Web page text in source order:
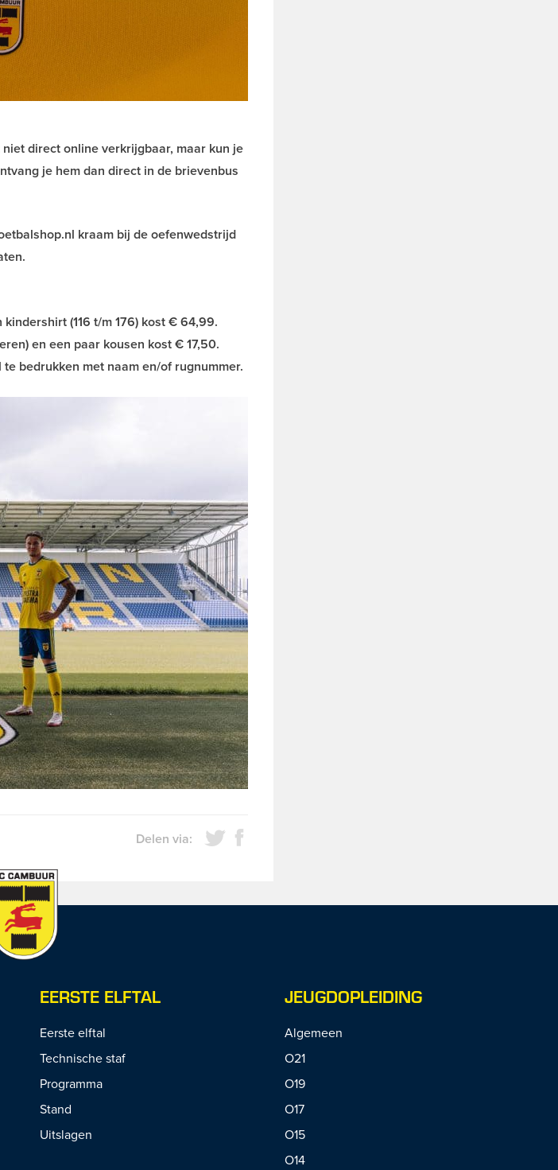
direct online verkrijgbaar, maar kun je
je hem dan direct in de brievenbus
kraam bij de oefenwedstrijd
(116 t/m 176) kost € 64,99.
en een paar kousen kost € 17,50.
bedrukken met naam en/of rugnummer.
Delen via:
EERSTE ELFTAL
Eerste elftal
Technische staf
Programma
Stand
Uitslagen
JEUGDOPLEIDING
Algemeen
O21
O19
O17
O15
O14